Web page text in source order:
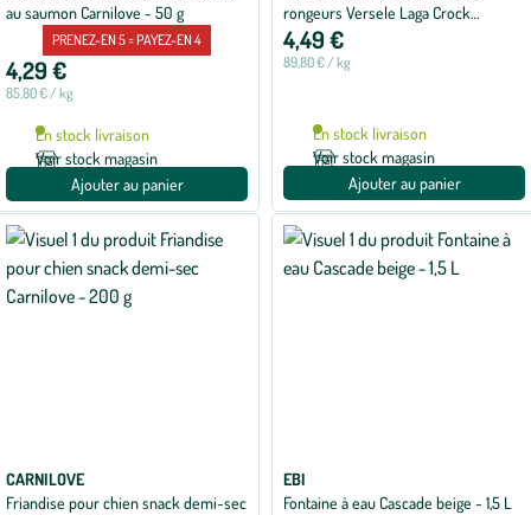
au saumon Carnilove - 50 g
PRENEZ-EN 5 = PAYEZ-EN 4
4,29 €
85,80 € / kg
En stock livraison
Voir stock magasin
Ajouter au panier
rongeurs Versele Laga Crock
Complete Herbes - 50 g
4,49 €
89,80 € / kg
En stock livraison
Voir stock magasin
Ajouter au panier
CARNILOVE
Friandise pour chien snack demi-sec
EBI
Fontaine à eau Cascade beige - 1,5 L